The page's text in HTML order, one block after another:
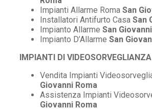
Impianti Allarme Roma San
Installatori Antifurto Casa San
Impianto Allarme San
Impianto D’Allarme San
IMPIANTI DI VIDEOSORVEGLIANZA
Vendita Impianti
Giovanni Roma
Assistenza Impianti
Giovanni Roma